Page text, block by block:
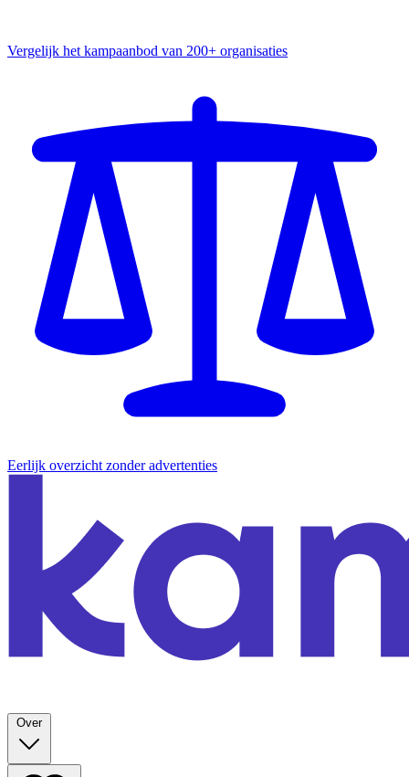
Vergelijk het kampaanbod van 200+ organisaties
Eerlijk overzicht zonder advertenties
Over